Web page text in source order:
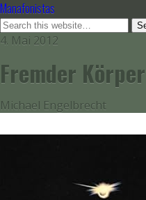
Manafonistas
4. Mai 2012
Fremder Körper
Michael Engelbrecht